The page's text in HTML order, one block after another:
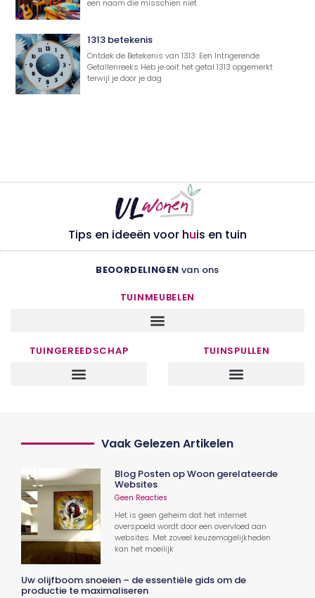
een naam die misschien niet
1313 betekenis
Ontdek de Betekenis van 1313: Een Intrigerende
Getallenreeks Heb je ooit het getal 1313 opgemerkt
terwijl je door je dag
Tips en ideeën voor huis en tuin
BEOORDELINGEN van ons
TUINMEUBELEN
TUINGEREEDSCHAP TUINSPULLEN
Vaak Gelezen Artikelen
Blog Posten op Woon gerelateerde
Websites
Geen Reacties
Het is geen geheim dat het internet
overspoeld wordt door een overvloed aan
websites. Met zoveel keuzemogelijkheden
kan het moeilijk
Uw olijfboom snoeien – de essentiële gids om de
productie te maximaliseren